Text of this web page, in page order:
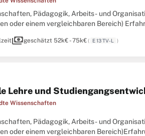
Pädagogik, Arbeits- und
oder einem vergleichbaren Bereich)
paymentsgeschätzt 52k€ - 75k€( E 13 TV-L )
Lehre und
Wissenschaften
Pädagogik, Arbeits- und
oder einem vergleichbaren